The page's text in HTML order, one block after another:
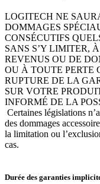
LOGITECH NE
DOMMAGES
CONSÉCUTIFS
SANS S’Y LIMITER,
REVENUS OU DE
OU À TOUTE PERTE
RUPTURE DE LA
SUR VOTRE
INFORMÉ DE LA
Certaines législations
des dommages
la limitation ou
cas.
Durée des garanties